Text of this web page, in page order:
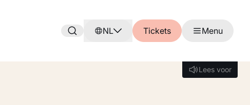
NL Tickets Menu
Lees voor
Lees voor